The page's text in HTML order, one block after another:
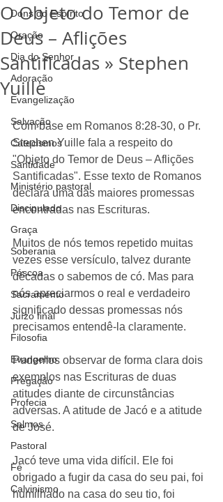
Dons do Espírito
Oração
Dia do Senhor
Adoração
Evangelização
Salvação
Catecismos
Santidade
Ministério pastoral
Discipulado
Graça
Soberania
Páscoa
Sacramento
Juízo final
Filosofia
Evangelho
Pregação
Profecia
Salmos
Pastoral
Fé
Calvinismo
O Objeto do Temor de
Deus – Aflições
Santificadas » Stephen
Yuille
Com base em Romanos 8:28-30, o Pr.
Stephen Yuille fala a respeito do
"Objeto do Temor de Deus – Aflições
Santificadas". Esse texto de Romanos
declara uma das maiores promessas
encontradas nas Escrituras.
Muitos de nós temos repetido muitas
vezes esse versículo, talvez durante
décadas o sabemos de có. Mas para
nós apreciarmos o real e verdadeiro
significado dessas promessas nós
precisamos entendê-la claramente.
Pudemos observar de forma clara dois
exemplos nas Escrituras de duas
atitudes diante de circunstâncias
adversas. A atitude de Jacó e a atitude
de José.
Jacó teve uma vida difícil. Ele foi
obrigado a fugir da casa do seu pai, foi
humilhado na casa do seu tio, foi